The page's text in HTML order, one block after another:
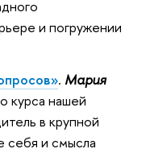
и погружении
. Мария
курса нашей
в крупной
себя и смысла